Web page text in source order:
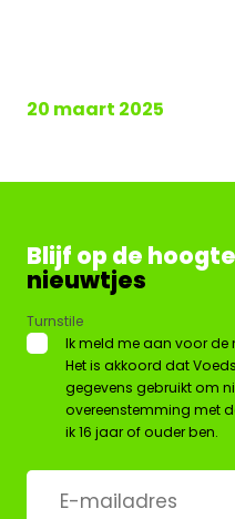
20 maart 2025
Blijf op de hoogte
nieuwtjes
E-
mailadres*
*
Ik meld me aan voor de
Het is akkoord dat
gegevens gebruikt om
overeenstemming met
ik 16 jaar of ouder ben.
Turnstile